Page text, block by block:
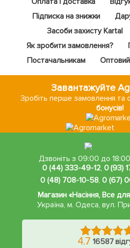
Підписка на знижки
Засоби захисту Kartal
Як зробити замовлення?
Постачальникам
Завантажуйте
Зробіть перше замовлення та
бонусів!
Дзвоніть з 09:00 до
0 (44) 333-49-12, 0 (93)
0 (48) 708-10-58, 0 (67)
Магазин «Насіння, Все
Україна, м. Одеса,вул.
4.7 16587